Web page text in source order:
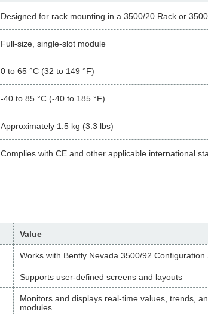
Designed for rack mounting in a 3500/20 Rack or
Full-size, single-slot module
0 to 65 °C (32 to 149 °F)
-40 to 85 °C (-40 to 185 °F)
Approximately 1.5 kg (3.3 lbs)
Complies with CE and other applicable international
Value
Works with Bently Nevada 3500/92 Configuration
Supports user-defined screens and layouts
Monitors and displays real-time values, trends,
modules